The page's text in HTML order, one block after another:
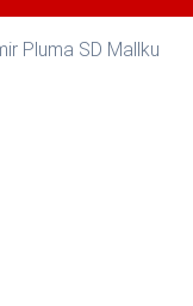
Pluma SD Mallku